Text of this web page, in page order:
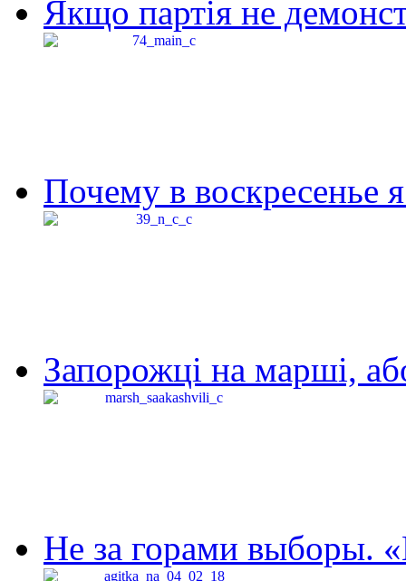
Якщо партія не
Почему в воскресенье
Запорожці на марші,
Не за горами выборы.